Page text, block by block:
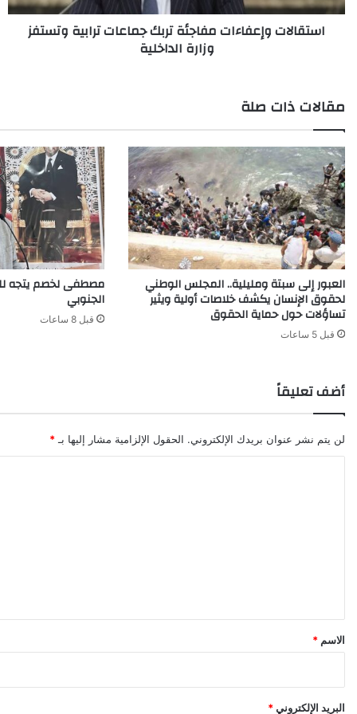
الداخلية
استقالات وإعفاءات مفاجئة تربك جماعات ترابية وتستفز
وزارة الداخلية
مقالات ذات صلة
العبور إلى سبتة ومليلية.. المجلس الوطني
لحقوق الإنسان يكشف خلاصات أولية ويثير
تساؤلات حول حماية الحقوق
قبل 5 ساعات
مصطفى لخصم يتجه
الجنوبي
قبل 8 ساعات
أضف تعليقاً
لن يتم نشر عنوان بريدك الإلكتروني. الحقول الإلزامية مشار إليها بـ *
*
الاسم *
البريد الإلكتروني*